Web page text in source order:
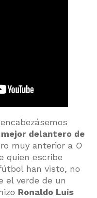
mejor delantero de
muy anterior a O
quien escribe
han visto, no
el verde de un
Ronaldo Luís